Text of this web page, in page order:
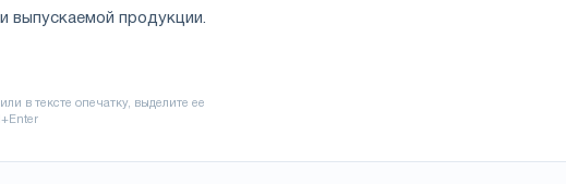
выпускаемой продукции.